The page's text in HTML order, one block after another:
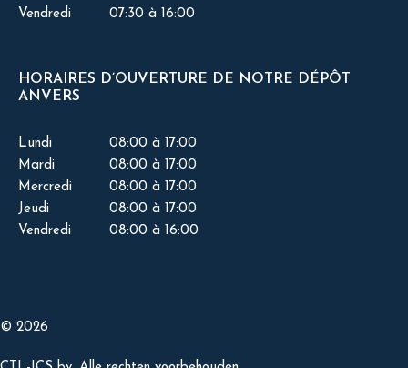
Vendredi
07:30 à 16:00
HORAIRES D’OUVERTURE DE NOTRE DÉPÔT
ANVERS
Lundi
08:00 à 17:00
Mardi
08:00 à 17:00
Mercredi
08:00 à 17:00
Jeudi
08:00 à 17:00
Vendredi
08:00 à 16:00
© 2026